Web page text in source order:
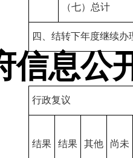
（七）总计
四、结转下年度继续办
信息公
行政复议
结果 结果 其他 尚未